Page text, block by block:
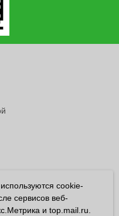
cookie-
сервисов веб-
и top.mail.ru.